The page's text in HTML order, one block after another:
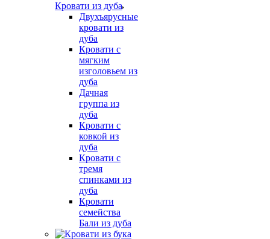
Кровати из дуба
Двухъярусные
кровати из
дуба
Кровати с
мягким
изголовьем из
дуба
Дачная
группа из
дуба
Кровати с
ковкой из
дуба
Кровати с
тремя
спинками из
дуба
Кровати
семейства
Бали из дуба